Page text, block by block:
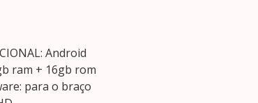
Android
ram + 16gb rom
para o braço